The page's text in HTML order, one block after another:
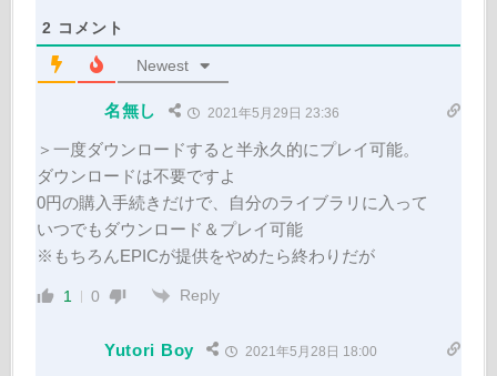
2 コメント
Newest
名無し 2021年5月29日 23:36
＞一度ダウンロードすると半永久的にプレイ可能。
ダウンロードは不要ですよ
0円の購入手続きだけで、自分のライブラリに入って
いつでもダウンロード＆プレイ可能
※もちろんEPICが提供をやめたら終わりだが
1 0 Reply
Yutori Boy 2021年5月28日 18:00